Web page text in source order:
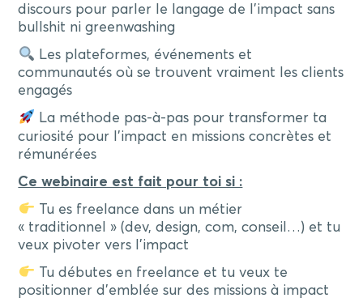
discours pour parler le langage de l’impact sans
bullshit ni greenwashing
Les plateformes, événements et
communautés où se trouvent vraiment les clients
engagés
La méthode pas-à-pas pour transformer ta
curiosité pour l’impact en missions concrètes et
rémunérées
Ce webinaire est fait pour toi si :
Tu es freelance dans un métier
« traditionnel » (dev, design, com, conseil…) et tu
veux pivoter vers l’impact
Tu débutes en freelance et tu veux te
positionner d’emblée sur des missions à impact